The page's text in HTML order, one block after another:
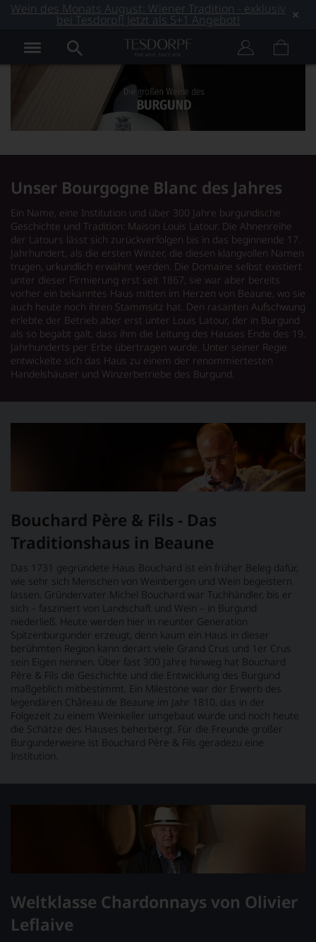
Wein des Monats August: Wiener Tradition - exklusiv
bei Tesdorpf! Jetzt als 5+1 Angebot!
Unser Bourgogne Blanc des Jahres
Ein Name, eine Institution und über 300 Jahre burgundische
Geschichte und Tradition: Maison Louis Latour. Die Ahnenreihe
der Latours lässt sich zurückverfolgen bis in das beginnende 17.
Jahrhundert, als die ersten Winzer, die diesen klangvollen Namen
trugen, urkundlich erwähnt werden. Die Domaine selbst existiert
unter dieser Firmierung erst seit 1867, sie war aber bereits
vorher ein bekanntes Haus mitten im Herzen von Beaune, wo sie
auch heute noch ihren Stammsitz hat. Den rasanten Aufschwung
erlebte der Betrieb aber erst unter Louis Latour, der in Burgund
als so begabt galt, dass ihm die Leitung des Hauses Ende des 19.
Jahrhunderts per Erbe übertragen wurde. Unter seiner Regie
entwickelte sich das Haus zu einem der renommiertesten
Handelshäuser und Winzerbetriebe des Burgund.
Bouchard Père & Fils - Das
Traditionshaus in Beaune
Das 1731 gegründete Haus Bouchard ist ein früher Beleg dafür,
wie sehr sich Menschen von Weinbergen und Wein begeistern
lassen. Gründervater Michel Bouchard war Tuchhändler, bis er
sich – fasziniert von Landschaft und Wein – in Burgund
niederließ. Heute werden hier in neunter Generation
Spitzenburgunder erzeugt, denn kaum ein Haus in dieser
berühmten Region kann derart viele Grand Crus und 1er Crus
sein Eigen nennen. Über fast 300 Jahre hinweg hat Bouchard
Père & Fils die Geschichte und die Entwicklung des Burgund
maßgeblich mitbestimmt. Ein Milestone war der Erwerb des
legendären Château de Beaune im Jahr 1810, das in der
Folgezeit zu einem Weinkeller umgebaut wurde und noch heute
die Schätze des Hauses beherbergt. Für die Freunde großer
Burgunderweine ist Bouchard Père & Fils geradezu eine
Institution.
Weltklasse Chardonnays von Olivier
Leflaive